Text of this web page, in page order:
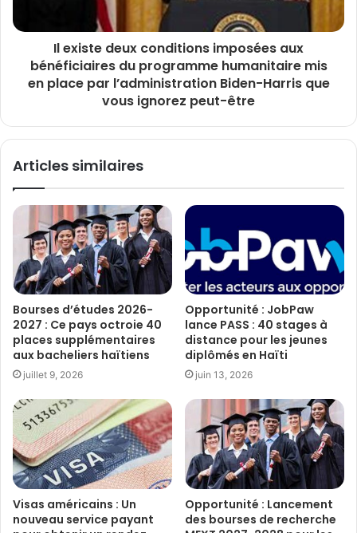
Il existe deux conditions imposées aux
bénéficiaires du programme humanitaire mis
en place par l’administration Biden-Harris que
vous ignorez peut-être
Articles similaires
Bourses d’études 2026-
2027 : Ce pays octroie 40
places supplémentaires
aux bacheliers haïtiens
juillet 9, 2026
Opportunité : JobPaw
lance PASS : 40 stages à
distance pour les jeunes
diplômés en Haïti
juin 13, 2026
Visas américains : Un
nouveau service payant
Opportunité : Lancement
des bourses de recherche